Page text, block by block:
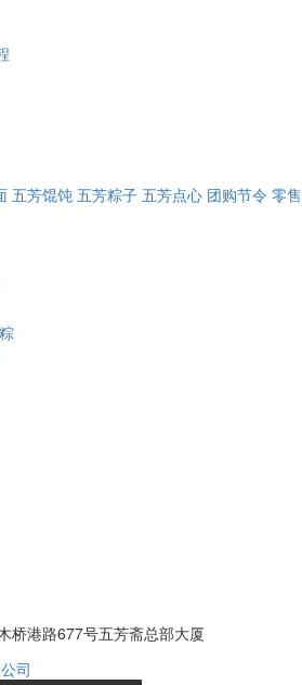
五芳馄饨 五芳粽子 五芳点心 团购节令 零售
桥港路677号五芳斋总部大厦